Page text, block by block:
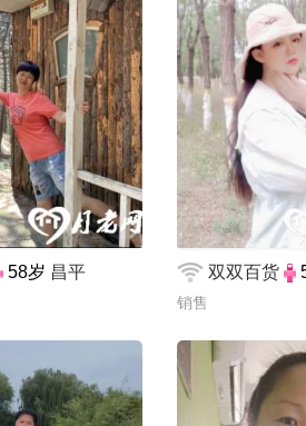
58岁 昌平 双双百货
销售